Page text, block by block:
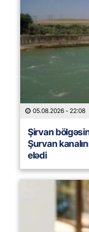
05.08.2026 - 22:08
Şirvan
Şurvan
elədi